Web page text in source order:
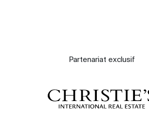
Partenariat exclusif